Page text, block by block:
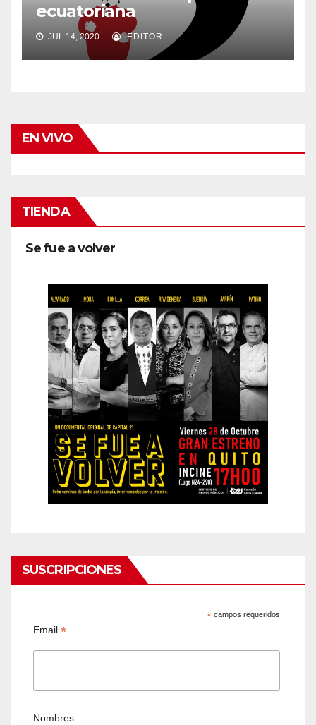
ecuatoriana
JUL 14, 2020 EDITOR
EN VIVO
TIENDA
Se fue a volver
SUSCRIPCIONES
* campos requeridos
Email*
Nombres